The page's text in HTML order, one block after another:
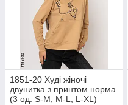
1851-20 Худі жіночі
двунитка з принтом норма
(3 од: S-M, M-L, L-XL)